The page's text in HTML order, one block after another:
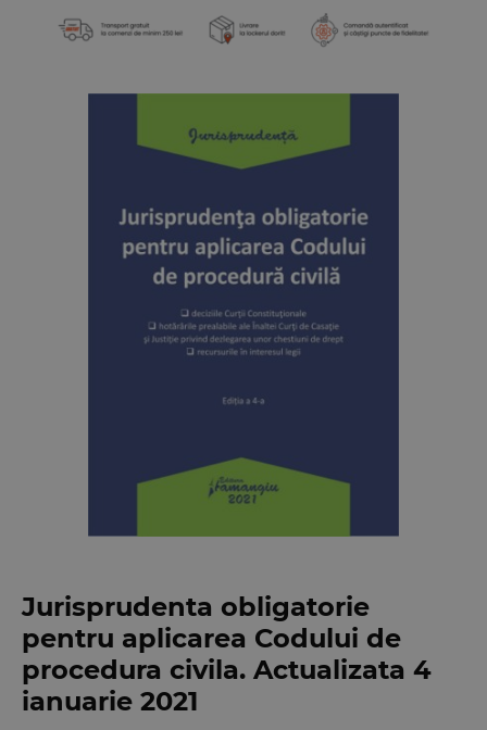
Jurisprudenta obligatorie
pentru aplicarea Codului de
procedura civila. Actualizata 4
ianuarie 2021